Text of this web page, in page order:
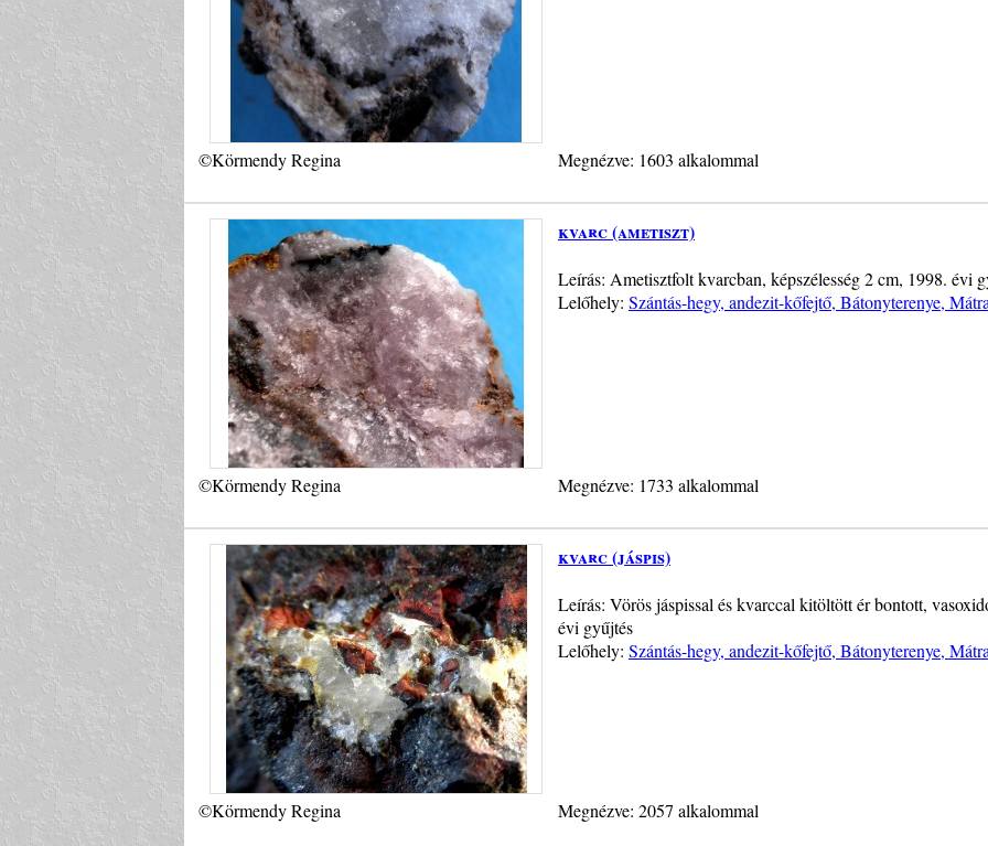
©Körmendy Regina Megnézve: 1603 alkalommal
kvarc (ametiszt)
Leírás: Ametisztfolt kvarcban, képszélesség 2 cm, 1998. évi
Lelőhely: Szántás-hegy, andezit-kőfejtő, Bátonyterenye,
©Körmendy Regina Megnézve: 1733 alkalommal
kvarc (jáspis)
Leírás: Vörös jáspissal és kvarccal kitöltött ér bontott,
évi gyűjtés
Lelőhely: Szántás-hegy, andezit-kőfejtő, Bátonyterenye,
©Körmendy Regina Megnézve: 2057 alkalommal